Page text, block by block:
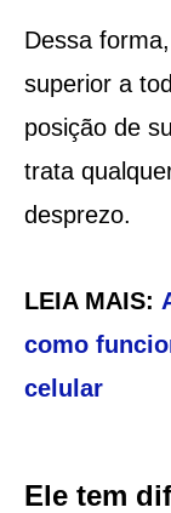
Dessa
superior a
posição de
trata
desprezo.
LEIA MAIS:
como
celular
Ele tem